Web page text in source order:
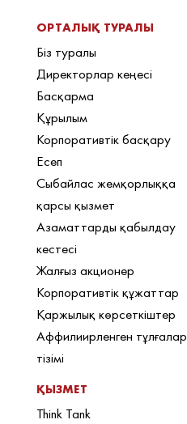
ОРТАЛЫҚ ТУРАЛЫ
Біз туралы
Директорлар кеңесі
Басқарма
Құрылым
Корпоративтік басқару
Есеп
Сыбайлас жемқорлыққа
қарсы қызмет
Азаматтарды қабылдау
кестесі
Жалғыз акционер
Корпоративтік құжаттар
Қаржылық көрсеткіштер
Аффилиирленген тұлғалар
тізімі
ҚЫЗМЕТ
Think Tank